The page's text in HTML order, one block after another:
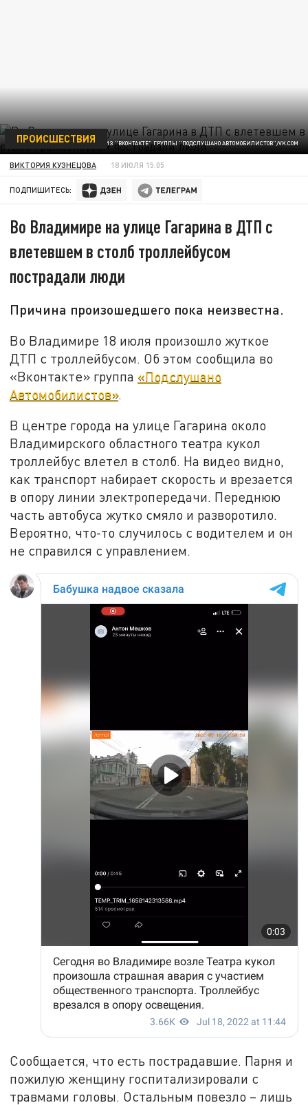
СКРИНШОТ ИЗ "ВКОНТАКТЕ" ГРУППЫ "ПОДСЛУШАНО АВТОМОБИЛИСТОВ"/VK.COM
ПРОИСШЕСТВИЯ
ВИКТОРИЯ КУЗНЕЦОВА 18 ИЮЛЯ 15:05
ПОДПИШИТЕСЬ:
Во Владимире на улице Гагарина в ДТП с
влетевшем в столб троллейбусом
пострадали люди
Причина произошедшего пока неизвестна.
Во Владимире 18 июля произошло жуткое
ДТП с троллейбусом. Об этом сообщила во
«Вконтакте» группа «Подслушано
Автомобилистов».
В центре города на улице Гагарина около
Владимирского областного театра кукол
троллейбус влетел в столб. На видео видно,
как транспорт набирает скорость и врезается
в опору линии электропередачи. Переднюю
часть автобуса жутко смяло и разворотило.
Вероятно, что-то случилось с водителем и он
не справился с управлением.
Сообщается, что есть пострадавшие. Парня и
пожилую женщину госпитализировали с
травмами головы. Остальным повезло – лишь